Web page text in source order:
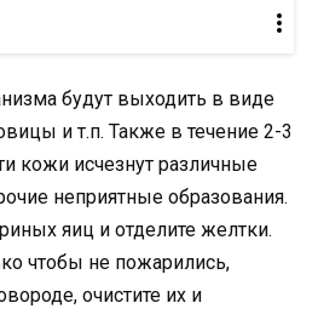
будут выходить в виде
и т.п. Также в течение 2-3
кожи исчезнут различные
неприятные образования.
яиц и отделите желтки.
чтобы не пожарились,
очистите их и